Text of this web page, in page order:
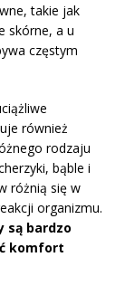
takie jak
skórne, a u
częstym
również
rodzaju
bąble i
różnią się w
organizmu.
są bardzo
komfort